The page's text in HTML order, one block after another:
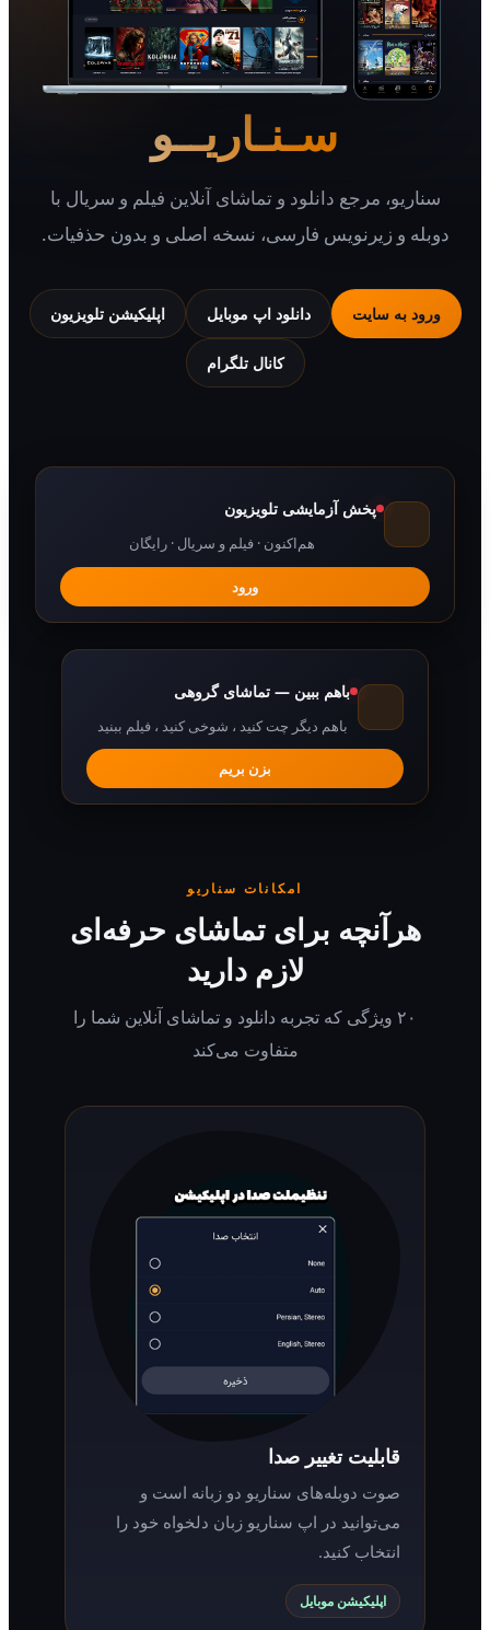
سـنـاریــو
مرجع دانلود و تماشای آنلاین فیلم و سریال با
و زیرنویس فارسی، نسخه اصلی و بدون حذفیات.
به سایت دانلود اپ موبایل اپلیکیشن تلویزیون
کانال تلگرام
پخش آزمایشی تلویزیون
هم‌اکنون · فیلم و سریال · رایگان
باهم ببین — تماشای گروهی
باهم دیگر چت کنید ، شوخی کنید ، فیلم ببنید
امکانات سناریو
برای تماشای حرفه‌ای
لازم دارید
۲۰ ویژگی که تجربه دانلود و تماشای آنلاین شما را
متفاوت می‌کند
قابلیت تغییر صدا
صوت دوبله‌های سناریو دو زبانه است و
می‌توانید در اپ سناریو زبان دلخواه خود را
انتخاب کنید.
اپلیکیشن موبایل